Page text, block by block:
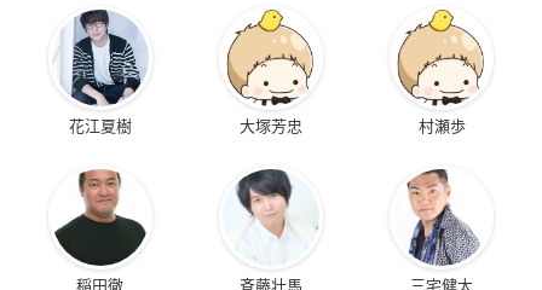
花江夏樹 大塚芳忠 村瀬歩
稲田徹 斉藤壮馬 三宅健太